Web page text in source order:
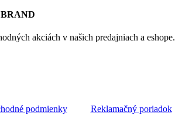
BRAND
akciách v našich predajniach a eshope.
podmienky Reklamačný poriadok